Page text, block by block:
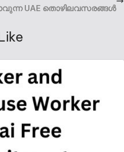
UAE തൊഴിലവസരങ്ങൾ